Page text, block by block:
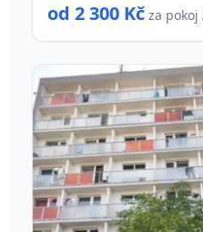
od 2 300 Kč za pokoj